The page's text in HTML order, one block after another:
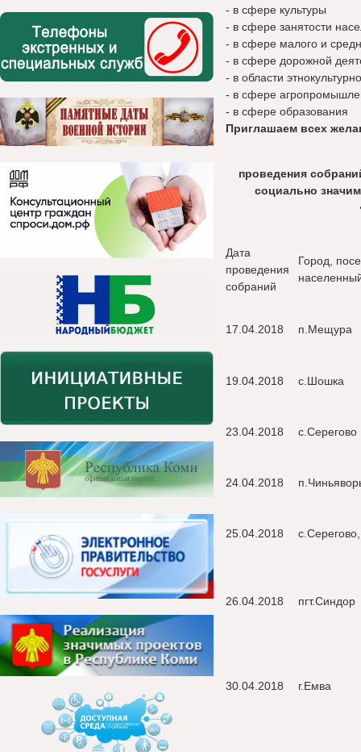
- в сфере культуры
- в сфере занятости
- в сфере малого и
- в сфере дорожной
- в области
- в сфере
- в сфере образования
Приглашаем всех
проведения
социально
Дата
проведения
собраний
Город,
17.04.2018 п.Мещура
19.04.2018 с.Шошка
23.04.2018 с.Серегово
24.04.2018
25.04.2018
26.04.2018 пгт.Синдор
30.04.2018 г.Емва